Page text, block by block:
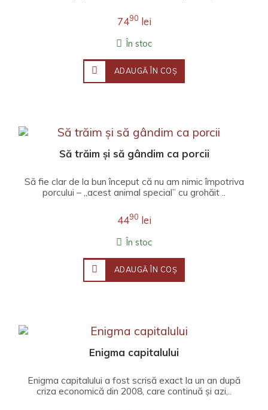
7490 lei
În stoc
ADAUGĂ ÎN COŞ
Să trăim și să gândim ca porcii
Să fie clar de la bun început că nu am nimic împotriva
porcului – „acest animal special” cu grohăit ..
4490 lei
În stoc
ADAUGĂ ÎN COŞ
Enigma capitalului
Enigma capitalului a fost scrisă exact la un an după
criza economică din 2008, care continuă și azi,..